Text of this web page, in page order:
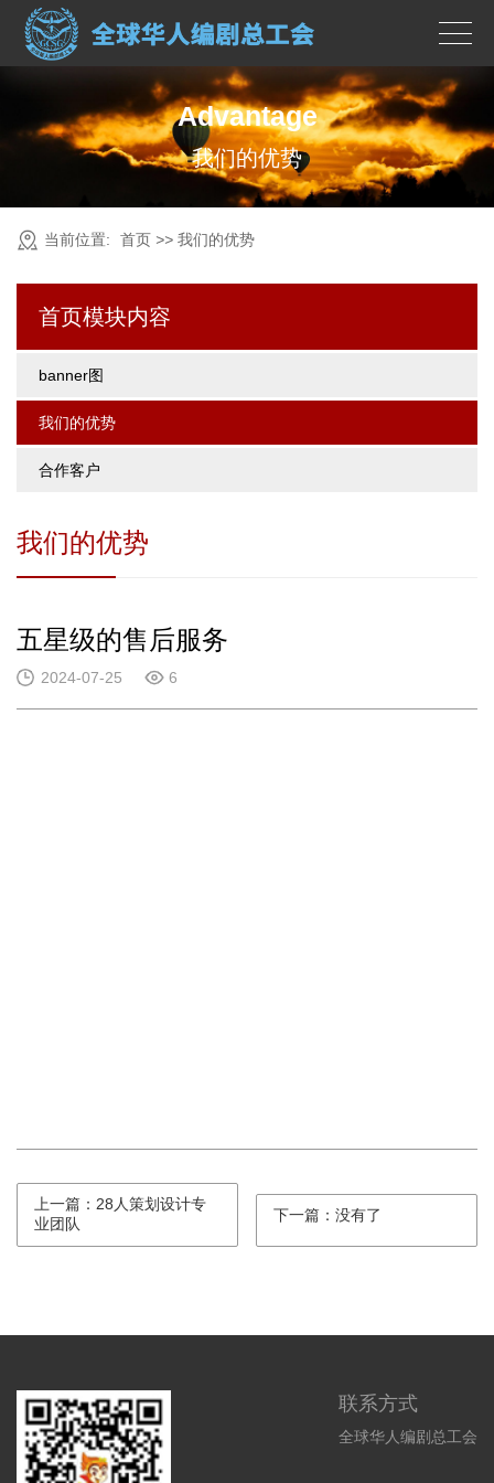
Advantage
我们的优势
当前位置: 首页 >> 我们的优势
首页模块内容
banner图
我们的优势
合作客户
我们的优势
五星级的售后服务
2024-07-25 6
上一篇：28人策划设计专
业团队
下一篇：没有了
联系方式
全球华人编剧总工会